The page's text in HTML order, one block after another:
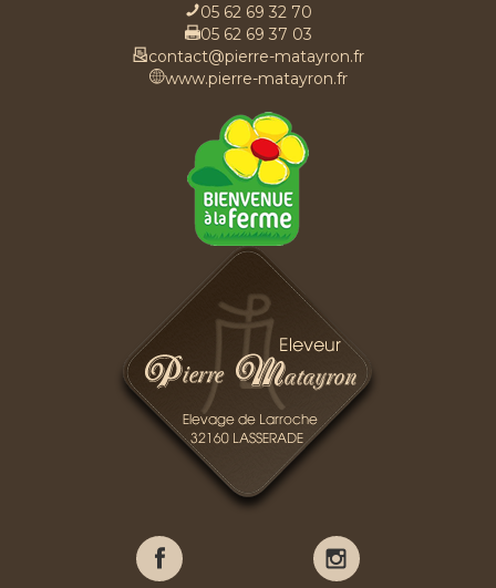
05 62 69 32 70
05 62 69 37 03
contact@pierre-matayron.fr
www.pierre-matayron.fr
Pierre
Pierre